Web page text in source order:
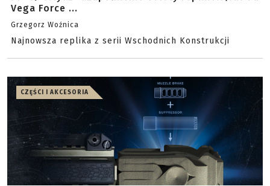
Vega Force ...
Grzegorz Woźnica
Najnowsza replika z serii Wschodnich Konstrukcji
CZĘŚCI I AKCESORIA